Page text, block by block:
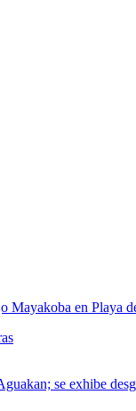
Mayakoba en Playa
se exhibe